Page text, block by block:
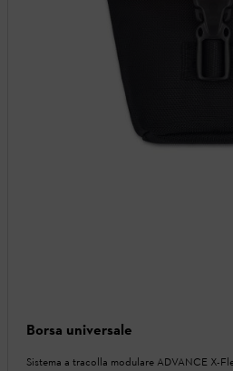
Borsa universale
Sistema a tracolla modulare ADVANCE X-